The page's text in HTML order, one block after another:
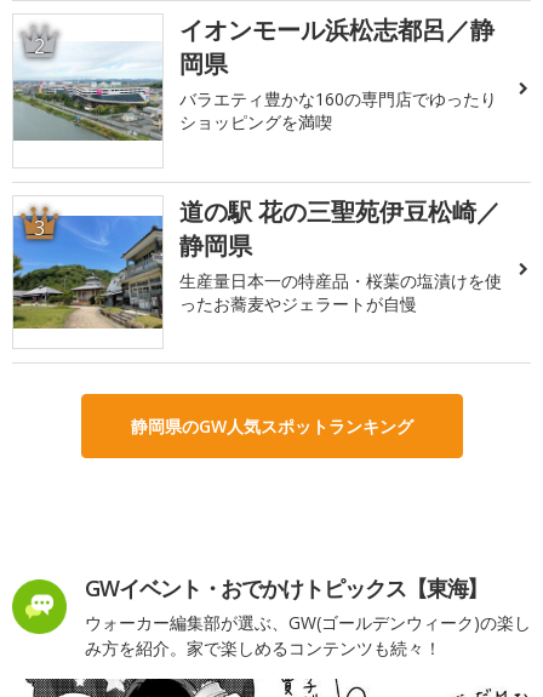
2
イオンモール浜松志都呂／静
岡県
バラエティ豊かな160の専門店でゆったり
ショッピングを満喫
3
道の駅 花の三聖苑伊豆松崎／
静岡県
生産量日本一の特産品・桜葉の塩漬けを使
ったお蕎麦やジェラートが自慢
静岡県のGW人気スポットランキング
GWイベント・おでかけトピックス【東海】
ウォーカー編集部が選ぶ、GW(ゴールデンウィーク)の楽し
み方を紹介。家で楽しめるコンテンツも続々！